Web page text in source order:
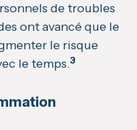
de troubles
ont avancé que le
le risque
le temps.3